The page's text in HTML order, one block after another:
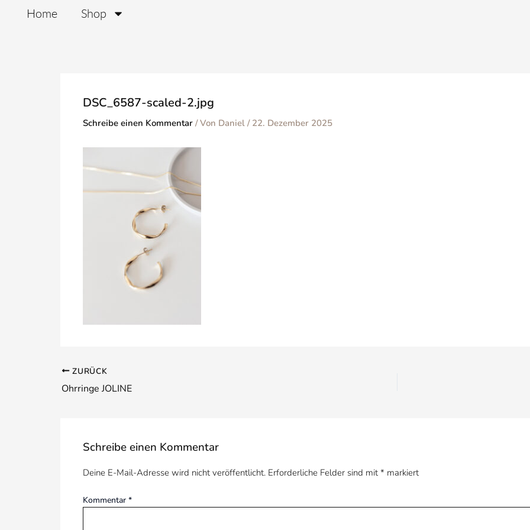
Home Shop
DSC_6587-scaled-2.jpg
Schreibe einen Kommentar / Von Daniel / 22. Dezember 2025
ZURÜCK
Ohrringe JOLINE
Schreibe einen Kommentar
Deine E-Mail-Adresse wird nicht veröffentlicht. Erforderliche Felder sind mit * markiert
Kommentar *